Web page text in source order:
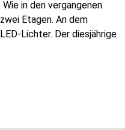
in den vergangenen
Etagen. An dem
Lichter. Der diesjährige